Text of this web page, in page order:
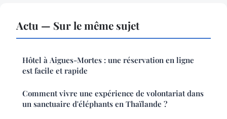
Actu — Sur le même sujet
Hôtel à Aigues-Mortes : une réservation en ligne
est facile et rapide
Comment vivre une expérience de volontariat dans
un sanctuaire d'éléphants en Thaïlande ?